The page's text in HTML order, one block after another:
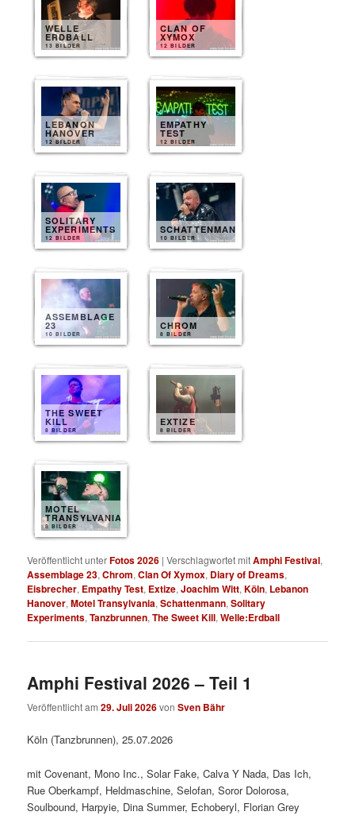
WELLE
ERDBALL
13 BILDER
CLAN OF
XYMOX
12 BILDER
LEBANON
HANOVER
12 BILDER
EMPATHY
TEST
12 BILDER
SOLITARY
EXPERIMENTS
12 BILDER
SCHATTENMANN
10 BILDER
ASSEMBLAGE
23
10 BILDER
CHROM
8 BILDER
THE SWEET
KILL
8 BILDER
EXTIZE
8 BILDER
MOTEL
TRANSYLVANIA
8 BILDER
Veröffentlicht unterFotos 2026 |Verschlagwortet mitAmphi Festival,
Assemblage 23,Chrom,Clan Of Xymox, Diary of Dreams,
Eisbrecher, Empathy Test, Extize,Joachim Witt,Köln, Lebanon
Hanover,Motel Transylvania,Schattenmann,Solitary
Experiments,Tanzbrunnen,The Sweet Kill,Welle:Erdball
Amphi Festival 2026 – Teil 1
Veröffentlicht am29. Juli 2026vonSven Bähr
Köln (Tanzbrunnen), 25.07.2026
mit Covenant, Mono Inc., Solar Fake, Calva Y Nada, Das Ich,
Rue Oberkampf, Heldmaschine, Selofan, Soror Dolorosa,
Soulbound, Harpyie, Dina Summer, Echoberyl, Florian Grey